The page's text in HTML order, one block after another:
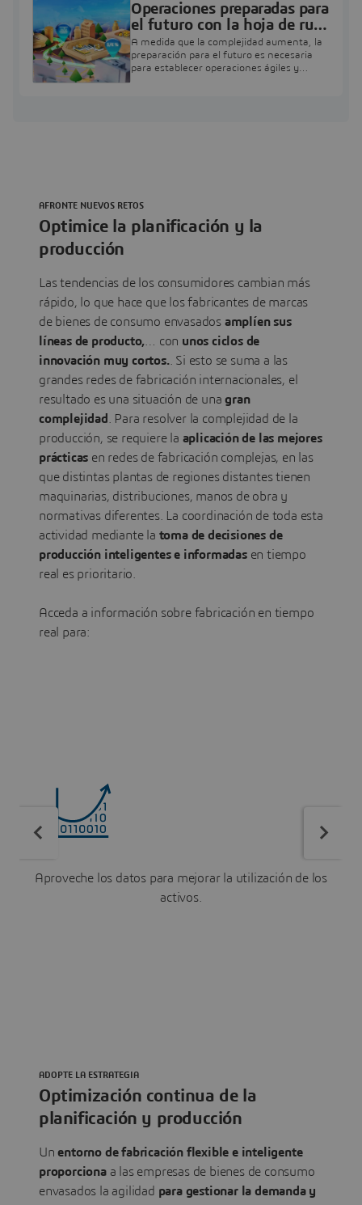
Operaciones preparadas para
el futuro con la hoja de ruta
del gemelo virtual
A medida que la complejidad aumenta, la
preparación para el futuro es necesaria
para establecer operaciones ágiles y
Optimice la planificación y la
producción
AFRONTE NUEVOS RETOS
Las tendencias de los consumidores cambian más
rápido, lo que hace que los fabricantes de marcas
de bienes de consumo envasados amplíen sus
líneas de producto,… con unos ciclos de
innovación muy cortos.. Si esto se suma a las
grandes redes de fabricación internacionales, el
resultado es una situación de unagran
complejidad. Para resolver la complejidad de la
producción, se requiere la aplicación de las mejores
prácticas en redes de fabricación complejas, en las
que distintas plantas de regiones distantes tienen
maquinarias, distribuciones, manos de obra y
normativas diferentes. La coordinación de toda esta
actividad mediante la toma de decisiones de
producción inteligentes e informadasen tiempo
real es prioritario.
Acceda a información sobre fabricación en tiempo
real para:
Aproveche los datos para mejorar la utilización de los
activos.
Optimización continua de la
planificación y producción
ADOPTE LA ESTRATEGIA
Unentorno de fabricación flexible e inteligente
proporciona a las empresas de bienes de consumo
envasados la agilidad para gestionar la demanda y